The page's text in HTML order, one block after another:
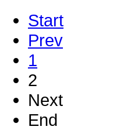
Start
Prev
1
2
Next
End